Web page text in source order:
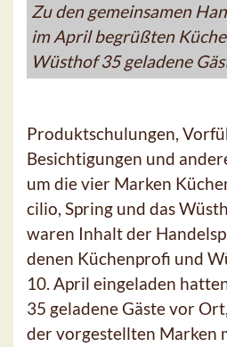
Zu den gemeinsamen
im April begrüßten
Wüsthof 35 geladene
Produktschulungen,
Besichtigungen und
um die vier Marken
cilio, Spring und das
waren Inhalt der
denen Küchenprofi und
10. April eingeladen
35 geladene Gäste vor
der vorgestellten Marken